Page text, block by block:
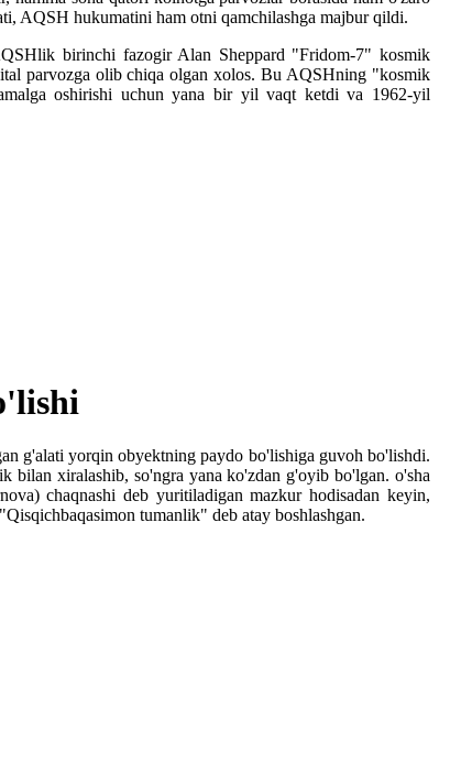
AQSH hukumatini ham otni qamchilashga majbur qildi.
birinchi fazogir Alan Sheppard "Fridom-7" kosmik
parvozga olib chiqa olgan xolos. Bu AQSHning "kosmik
oshirishi uchun yana bir yil vaqt ketdi va 1962-yil
g'alati yorqin obyektning paydo bo'lishiga guvoh bo'lishdi.
xiralashib, so'ngra yana ko'zdan g'oyib bo'lgan. o'sha
chaqnashi deb yuritiladigan mazkur hodisadan keyin,
tumanlik" deb atay boshlashgan.